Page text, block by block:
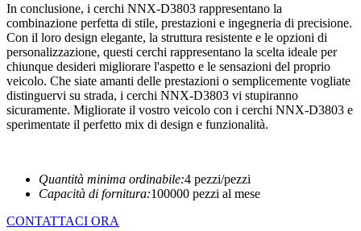
In conclusione, i cerchi NNX-D3803 rappresentano la
combinazione perfetta di stile, prestazioni e ingegneria di precisione.
Con il loro design elegante, la struttura resistente e le opzioni di
personalizzazione, questi cerchi rappresentano la scelta ideale per
chiunque desideri migliorare l'aspetto e le sensazioni del proprio
veicolo. Che siate amanti delle prestazioni o semplicemente vogliate
distinguervi su strada, i cerchi NNX-D3803 vi stupiranno
sicuramente. Migliorate il vostro veicolo con i cerchi NNX-D3803 e
sperimentate il perfetto mix di design e funzionalità.
Quantità minima ordinabile:4 pezzi/pezzi
Capacità di fornitura:100000 pezzi al mese
CONTATTACI ORA